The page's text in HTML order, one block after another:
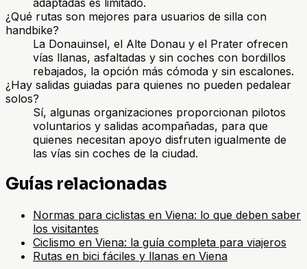
adaptadas es limitado.
¿Qué rutas son mejores para usuarios de silla con
handbike?
La Donauinsel, el Alte Donau y el Prater ofrecen
vías llanas, asfaltadas y sin coches con bordillos
rebajados, la opción más cómoda y sin escalones.
¿Hay salidas guiadas para quienes no pueden pedalear
solos?
Sí, algunas organizaciones proporcionan pilotos
voluntarios y salidas acompañadas, para que
quienes necesitan apoyo disfruten igualmente de
las vías sin coches de la ciudad.
Guías relacionadas
Normas para ciclistas en Viena: lo que deben saber
los visitantes
Ciclismo en Viena: la guía completa para viajeros
Rutas en bici fáciles y llanas en Viena